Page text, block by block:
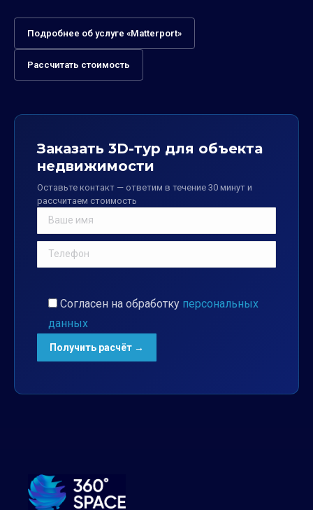
Подробнее об услуге «Matterport»
Рассчитать стоимость
Заказать 3D-тур для объекта
недвижимости
Оставьте контакт — ответим в течение 30 минут и
рассчитаем стоимость
Согласен на обработку персональных
данных